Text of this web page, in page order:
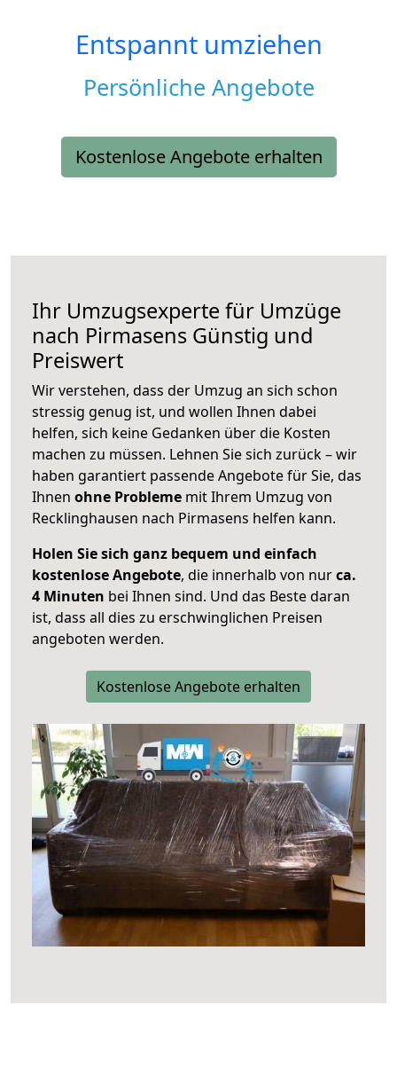
Entspannt umziehen
Persönliche Angebote
Kostenlose Angebote erhalten
Ihr Umzugsexperte für Umzüge
nach Pirmasens Günstig und
Preiswert
Wir verstehen, dass der Umzug an sich schon
stressig genug ist, und wollen Ihnen dabei
helfen, sich keine Gedanken über die Kosten
machen zu müssen. Lehnen Sie sich zurück – wir
haben garantiert passende Angebote für Sie, das
Ihnen ohne Probleme mit Ihrem Umzug von
Recklinghausen nach Pirmasens helfen kann.
Holen Sie sich ganz bequem und einfach
kostenlose Angebote, die innerhalb von nurca.
4 Minuten bei Ihnen sind. Und das Beste daran
ist, dass all dies zu erschwinglichen Preisen
angeboten werden.
Kostenlose Angebote erhalten